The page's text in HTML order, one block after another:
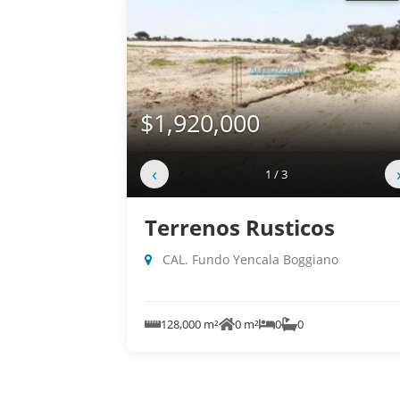
$1,920,000
‹ 1 / 3
Terrenos Rusticos
CAL. Fundo Yencala Boggiano
128,000 m² 0 m² 0 0